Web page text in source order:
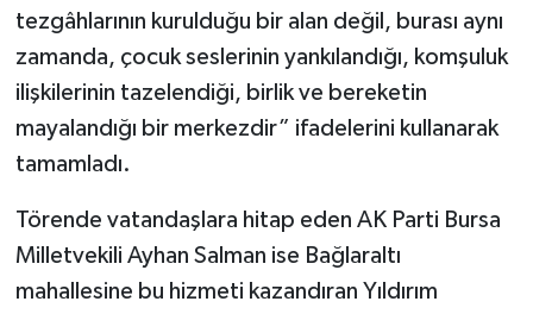
tezgâhlarının kurulduğu bir alan değil, burası aynı
zamanda, çocuk seslerinin yankılandığı, komşuluk
ilişkilerinin tazelendiği, birlik ve bereketin
mayalandığı bir merkezdir” ifadelerini kullanarak
tamamladı.
Törende vatandaşlara hitap eden AK Parti Bursa
Milletvekili Ayhan Salman ise Bağlaraltı
mahallesine bu hizmeti kazandıran Yıldırım